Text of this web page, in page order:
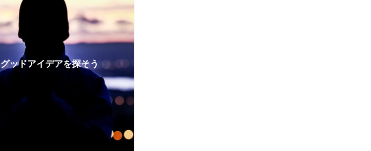
グッドアイデアを探そう